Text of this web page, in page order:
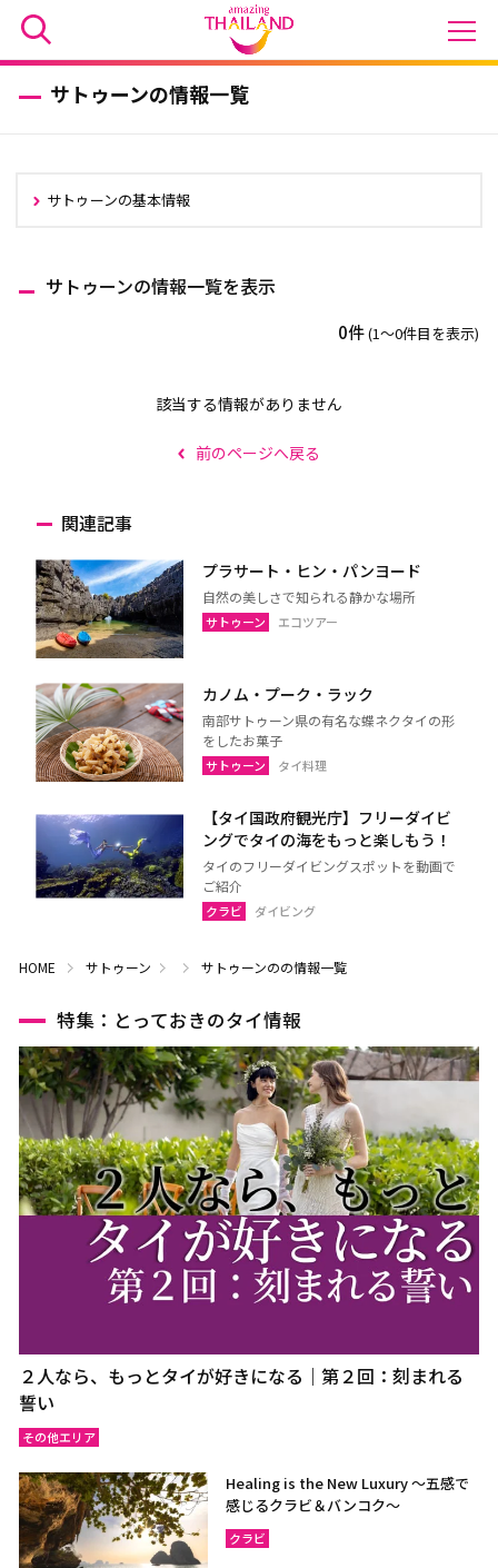
サトゥーンの情報一覧
サトゥーンの基本情報
サトゥーンの情報一覧を表示
0件(1〜0件目を表示)
該当する情報がありません
前のページへ戻る
関連記事
プラサート・ヒン・パンヨード
自然の美しさで知られる静かな場所
サトゥーン エコツアー
カノム・プーク・ラック
南部サトゥーン県の有名な蝶ネクタイの形
をしたお菓子
サトゥーン タイ料理
【タイ国政府観光庁】フリーダイビ
ングでタイの海をもっと楽しもう！
タイのフリーダイビングスポットを動画で
ご紹介
クラビ ダイビング
HOME サトゥーン サトゥーンのの情報一覧
特集：とっておきのタイ情報
２人なら、もっとタイが好きになる｜第２回：刻まれる
誓い
その他エリア
Healing is the New Luxury ～五感で
感じるクラビ＆バンコク～
クラビ